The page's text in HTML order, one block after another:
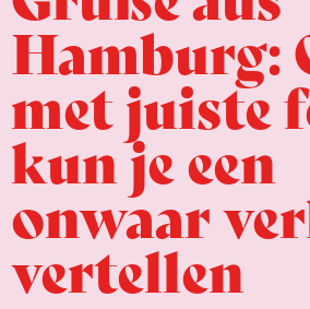
Hamburg:
met juiste
kun je een
onwaar
vertellen